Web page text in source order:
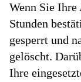
Wenn Sie
Stunden
gesperrt und
gelöscht.
Ihre